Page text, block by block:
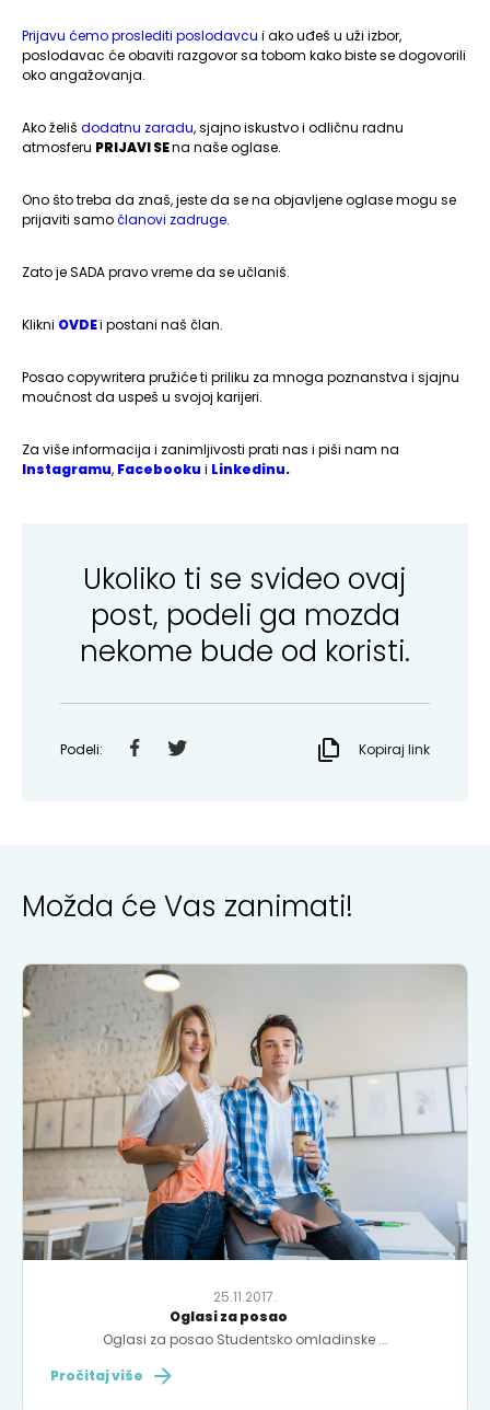
Prijavu ćemo proslediti poslodavcu i ako uđeš u uži izbor,
poslodavac će obaviti razgovor sa tobom kako biste se dogovorili
oko angažovanja.
Ako želiš dodatnu zaradu, sjajno iskustvo i odličnu radnu
atmosferu PRIJAVI SEna naše oglase.
Ono što treba da znaš, jeste da se na objavljene oglase mogu se
prijaviti samočlanovi zadruge.
Zato je SADA pravo vreme da se učlaniš.
Klikni OVDEi postani naš član.
Posao copywritera pružiće ti priliku za mnoga poznanstva i sjajnu
moućnost da uspeš u svojoj karijeri.
Za više informacija i zanimljivosti prati nas i piši nam na
Instagramu, Facebooku i Linkedinu.
Ukoliko ti se svideo ovaj
post, podeli ga mozda
nekome bude od koristi.
Podeli: Kopiraj link
Možda će Vas zanimati!
25.11.2017.
Oglasi za posao
Oglasi za posao Studentsko omladinske ...
Pročitaj više